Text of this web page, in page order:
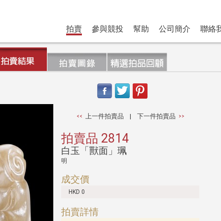
拍賣 參與競投 幫助 公司簡介 聯絡
上一件拍賣品 | 下一件拍賣品
拍賣品 2814
白玉「獸面」珮
明
成交價
HKD 0
拍賣詳情